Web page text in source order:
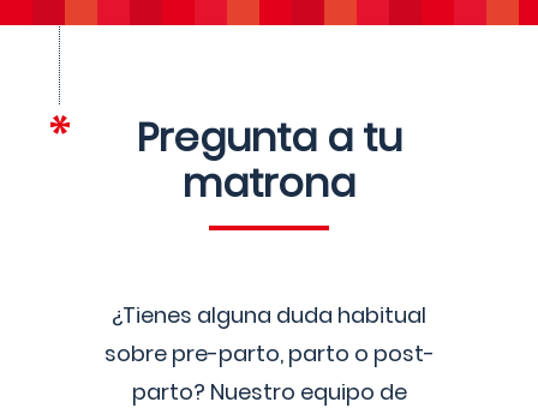
Pregunta a tu
matrona
¿Tienes alguna duda habitual
sobre pre-parto, parto o post-
parto? Nuestro equipo de